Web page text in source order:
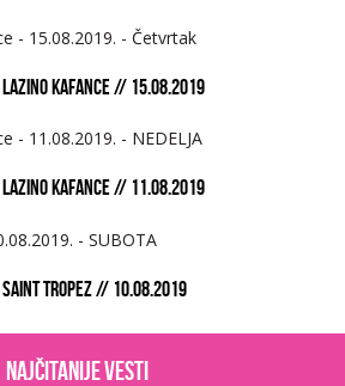
LAZINO KAFANCE // 15.08.2019
LAZINO KAFANCE // 11.08.2019
SAINT TROPEZ // 10.08.2019
najčitanije vesti